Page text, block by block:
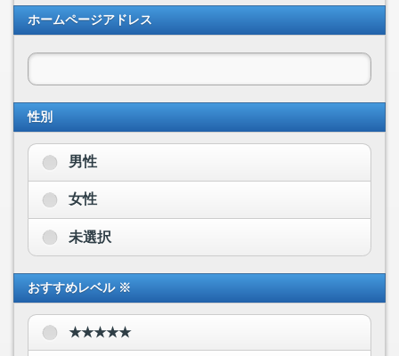
ホームページアドレス
性別
男性
女性
未選択
おすすめレベル ※
★★★★★